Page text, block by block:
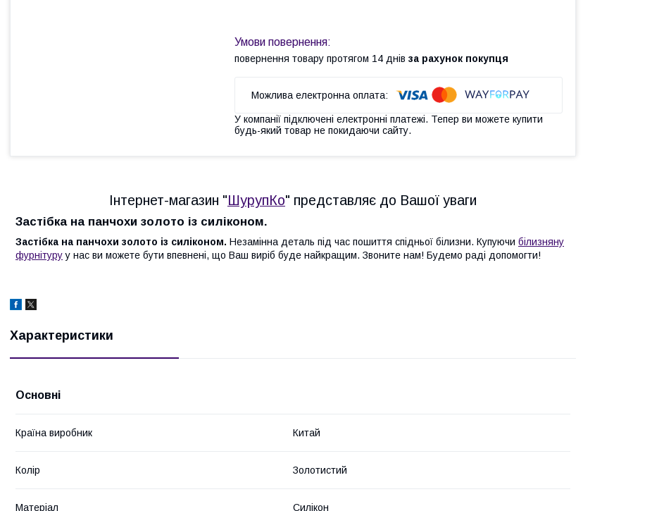
повернення товару протягом 14 днів за рахунок покупця
У компанії підключені електронні платежі. Тепер ви можете купити
будь-який товар не покидаючи сайту.
Інтернет-магазин "ШурупКо" представляє до Вашої уваги
Застібка на панчохи золото із силіконом.
Застібка на панчохи золото із силіконом. Незамінна деталь під час пошиття спідньої білизни. Купуючи білизняну
фурнітуруу нас ви можете бути впевнені, що Ваш виріб буде найкращим. Звоните нам! Будемо раді допомогти!
Характеристики
Основні
Країна виробник Китай
Колір Золотистий
Матеріал Силікон